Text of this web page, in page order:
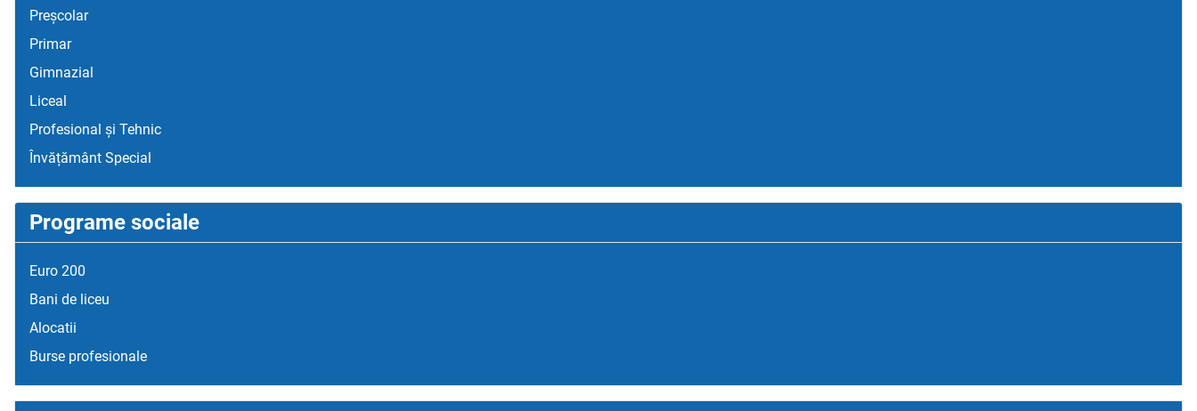
Preșcolar
Primar
Gimnazial
Liceal
Profesional și Tehnic
Învățământ Special
Programe sociale
Euro 200
Bani de liceu
Alocatii
Burse profesionale